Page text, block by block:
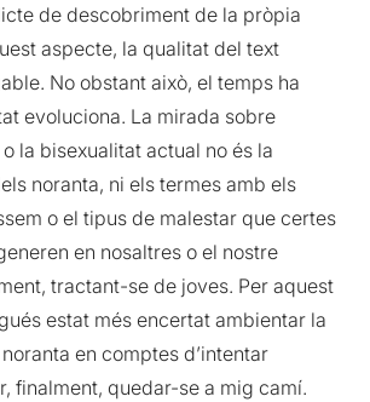
de descobriment de la pròpia
aspecte, la qualitat del text
No obstant això, el temps ha
evoluciona. La mirada sobre
la bisexualitat actual no és la
noranta, ni els termes amb els
o el tipus de malestar que certes
en nosaltres o el nostre
tractant-se de joves. Per aquest
estat més encertat ambientar la
en comptes d’intentar
finalment, quedar-se a mig camí.